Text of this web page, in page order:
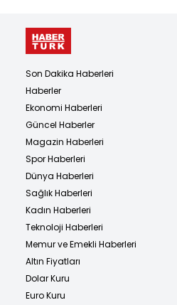
Son Dakika Haberleri
Haberler
Ekonomi Haberleri
Güncel Haberler
Magazin Haberleri
Spor Haberleri
Dünya Haberleri
Sağlık Haberleri
Kadın Haberleri
Teknoloji Haberleri
Memur ve Emekli Haberleri
Altın Fiyatları
Dolar Kuru
Euro Kuru